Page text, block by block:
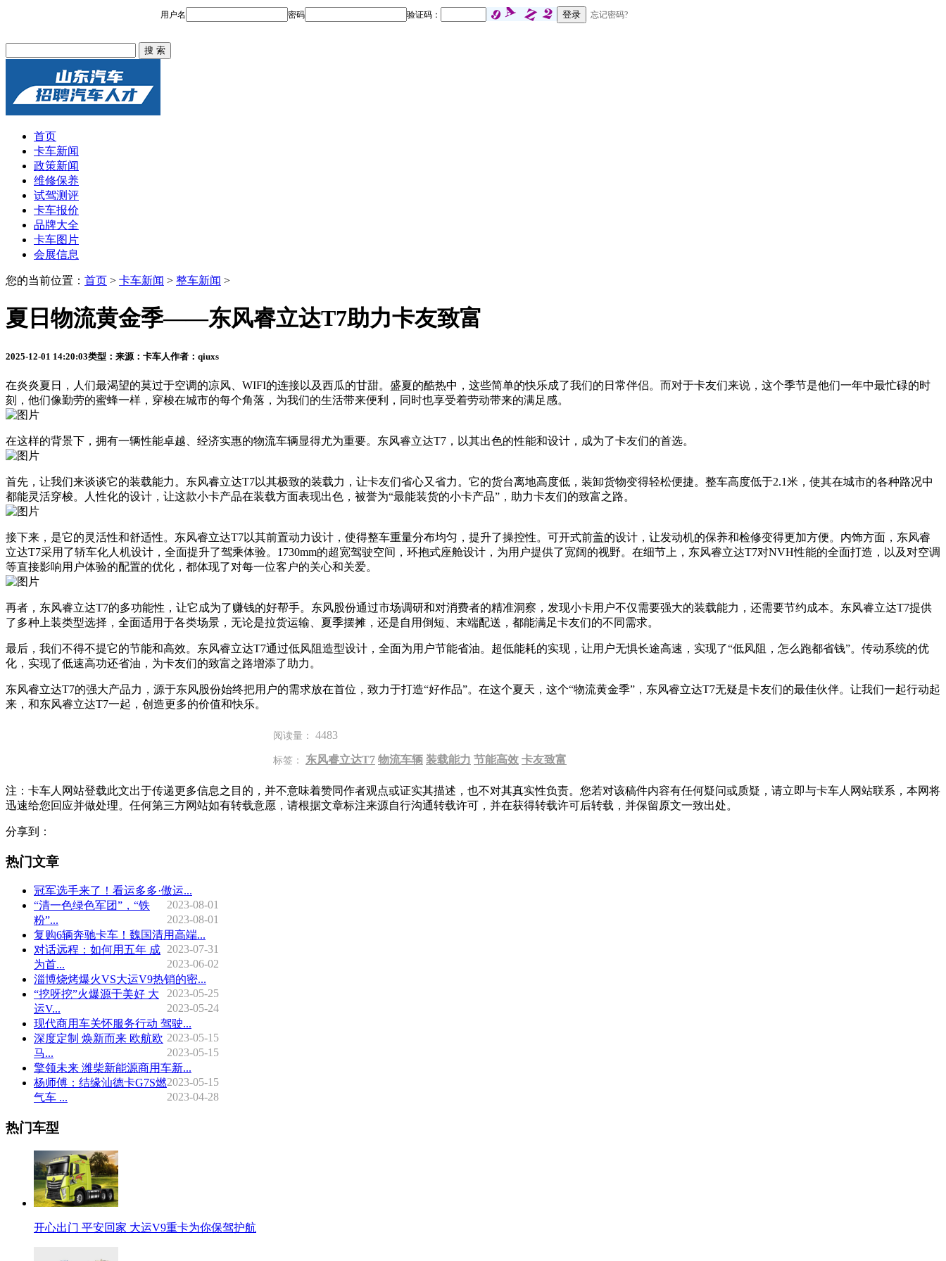
首页
卡车新闻
政策新闻
维修保养
试驾测评
卡车报价
品牌大全
卡车图片
会展信息
您的当前位置： 首页 > 卡车新闻 > 整车新闻 >
夏日物流黄金季——东风睿立达T7助力卡友致富
2025-12-01 14:20:03类型： 来源：卡车人作者：qiuxs
在炎炎夏日，人们最渴望的莫过于空调的凉风、WIFI的连接以及西瓜的甘甜。盛夏的酷热中，这些简单的快乐成了我们的日常伴侣。而对于卡友们来说，这个季节是他们一年中最忙碌的时
刻，他们像勤劳的蜜蜂一样，穿梭在城市的每个角落，为我们的生活带来便利，同时也享受着劳动带来的满足感。
在这样的背景下，拥有一辆性能卓越、经济实惠的物流车辆显得尤为重要。东风睿立达T7，以其出色的性能和设计，成为了卡友们的首选。
首先，让我们来谈谈它的装载能力。东风睿立达T7以其极致的装载力，让卡友们省心又省力。它的货台离地高度低，装卸货物变得轻松便捷。整车高度低于2.1米，使其在城市的各种路况中
都能灵活穿梭。人性化的设计，让这款小卡产品在装载方面表现出色，被誉为“最能装货的小卡产品”，助力卡友们的致富之路。
接下来，是它的灵活性和舒适性。东风睿立达T7以其前置动力设计，使得整车重量分布均匀，提升了操控性。可开式前盖的设计，让发动机的保养和检修变得更加方便。内饰方面，东风睿
立达T7采用了轿车化人机设计，全面提升了驾乘体验。1730mm的超宽驾驶空间，环抱式座舱设计，为用户提供了宽阔的视野。在细节上，东风睿立达T7对NVH性能的全面打造，以及对空调
等直接影响用户体验的配置的优化，都体现了对每一位客户的关心和关爱。
再者，东风睿立达T7的多功能性，让它成为了赚钱的好帮手。东风股份通过市场调研和对消费者的精准洞察，发现小卡用户不仅需要强大的装载能力，还需要节约成本。东风睿立达T7提供
了多种上装类型选择，全面适用于各类场景，无论是拉货运输、夏季摆摊，还是自用倒短、末端配送，都能满足卡友们的不同需求。
最后，我们不得不提它的节能和高效。东风睿立达T7通过低风阻造型设计，全面为用户节能省油。超低能耗的实现，让用户无惧长途高速，实现了“低风阻，怎么跑都省钱”。传动系统的优
化，实现了低速高功还省油，为卡友们的致富之路增添了助力。
东风睿立达T7的强大产品力，源于东风股份始终把用户的需求放在首位，致力于打造“好作品”。在这个夏天，这个“物流黄金季”，东风睿立达T7无疑是卡友们的最佳伙伴。让我们一起行动起
来，和东风睿立达T7一起，创造更多的价值和快乐。
阅读量： 4483
标签： 东风睿立达T7 物流车辆 装载能力 节能高效 卡友致富
注：卡车人网站登载此文出于传递更多信息之目的，并不意味着赞同作者观点或证实其描述，也不对其真实性负责。您若对该稿件内容有任何疑问或质疑，请立即与卡车人网站联系，本网将
迅速给您回应并做处理。任何第三方网站如有转载意愿，请根据文章标注来源自行沟通转载许可，并在获得转载许可后转载，并保留原文一致出处。
分享到：
热门文章
冠军选手来了！看运多多·傲运...
2023-08-01
“清一色绿色军团”，“铁
粉”...
2023-08-01
复购6辆奔驰卡车！魏国清用高端...
2023-07-31
对话远程：如何用五年 成
为首...
2023-06-02
淄博烧烤爆火VS大运V9热销的密...
2023-05-25
“挖呀挖”火爆源于美好 大
运V...
2023-05-24
现代商用车关怀服务行动 驾驶...
2023-05-15
深度定制 焕新而来 欧航欧
马...
2023-05-15
擎领未来 潍柴新能源商用车新...
2023-05-15
杨师傅：结缘汕德卡G7S燃
气车 ...
2023-04-28
热门车型
开心出门 平安回家 大运V9重卡为你保驾护航